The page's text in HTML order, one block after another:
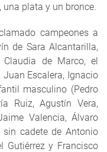
una plata y un bronce.
campeones a
de Sara Alcantarilla,
de Marco, el
Escalera, Ignacio
masculino (Pedro
Ruiz, Agustín Vera,
Valencia, Álvaro
cadete de Antonio
Gutiérrez y Francisco